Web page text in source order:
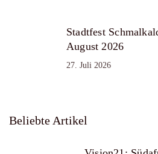
Stadtfest
August 2026
27. Juli 2026
Beliebte Artikel